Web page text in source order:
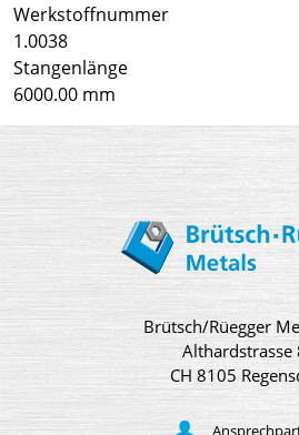
Werkstoffnummer
1.0038
Stangenlänge
6000.00 mm
Brütsch/Rüegger
Althardstrasse
CH 8105